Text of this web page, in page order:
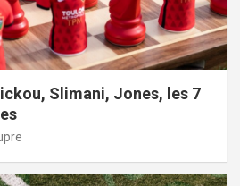
Slimani, Jones, les 7